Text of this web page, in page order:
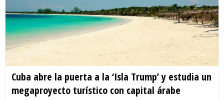
Cuba abre la puerta a la ‘Isla Trump’ y estudia un
megaproyecto turístico con capital árabe